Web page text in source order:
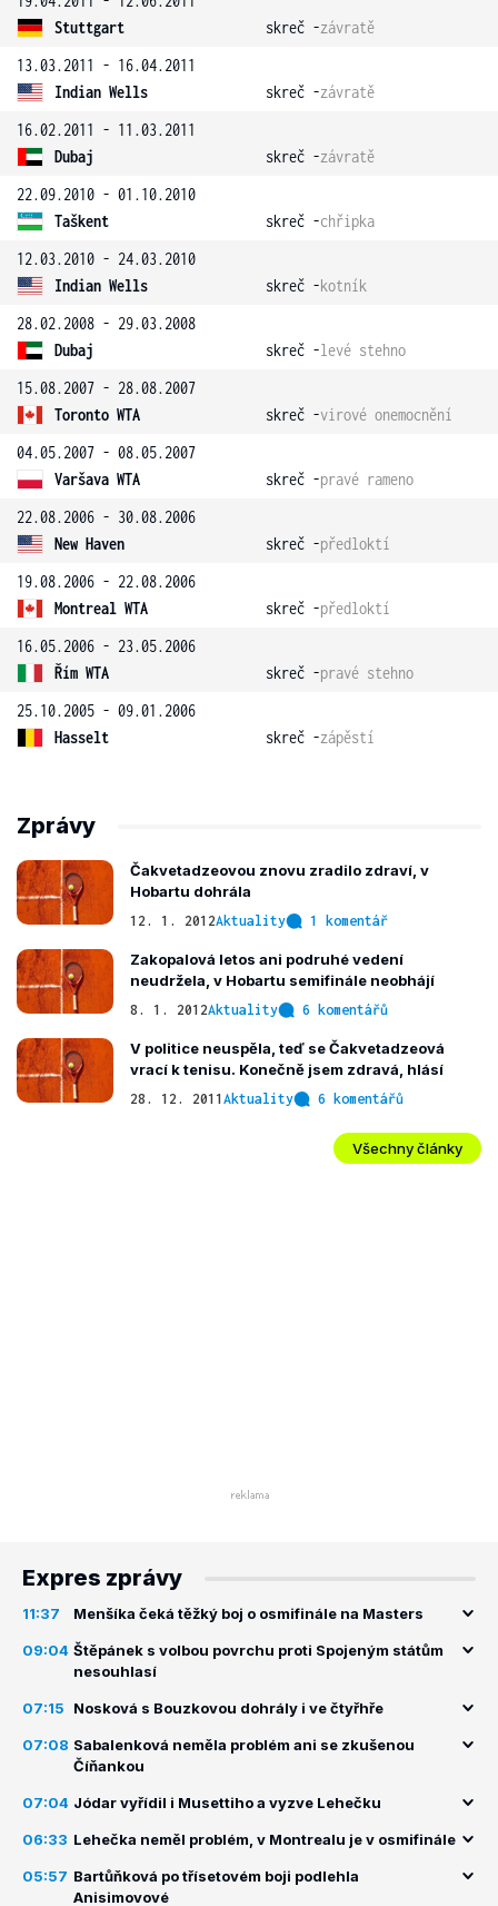
Stuttgart
skreč -závratě
13.03.2011 - 16.04.2011
Indian Wells
skreč -závratě
16.02.2011 - 11.03.2011
Dubaj
skreč -závratě
22.09.2010 - 01.10.2010
Taškent
skreč -chřipka
12.03.2010 - 24.03.2010
Indian Wells
skreč -kotník
28.02.2008 - 29.03.2008
Dubaj
skreč -levé stehno
15.08.2007 - 28.08.2007
Toronto WTA
skreč -virové onemocnění
04.05.2007 - 08.05.2007
Varšava WTA
skreč -pravé rameno
22.08.2006 - 30.08.2006
New Haven
skreč -předloktí
19.08.2006 - 22.08.2006
Montreal WTA
skreč -předloktí
16.05.2006 - 23.05.2006
Řím WTA
skreč -pravé stehno
25.10.2005 - 09.01.2006
Hasselt
skreč -zápěstí
Zprávy
Čakvetadzeovou znovu zradilo zdraví, v
Hobartu dohrála
12. 1. 2012Aktuality 1 komentář
Zakopalová letos ani podruhé vedení
neudržela, v Hobartu semifinále neobhájí
8. 1. 2012Aktuality 6 komentářů
V politice neuspěla, teď se Čakvetadzeová
vrací k tenisu. Konečně jsem zdravá, hlásí
28. 12. 2011Aktuality 6 komentářů
Všechny články
Expres zprávy
11:37 Menšíka čeká těžký boj o osmifinále na Masters
09:04 Štěpánek s volbou povrchu proti Spojeným státům
nesouhlasí
07:15 Nosková s Bouzkovou dohrály i ve čtyřhře
07:08 Sabalenková neměla problém ani se zkušenou
Číňankou
07:04 Jódar vyřídil i Musettiho a vyzve Lehečku
06:33 Lehečka neměl problém, v Montrealu je v osmifinále
05:57 Bartůňková po třísetovém boji podlehla
Anisimovové